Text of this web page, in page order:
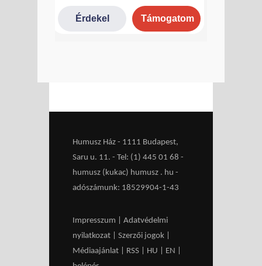
Humusz Ház - 1111 Budapest,
Saru u. 11. - Tel: (1) 445 01 68 -
humusz (kukac) humusz . hu -
adószámunk: 18529904-1-43
Impresszum
Adatvédelmi
nyilatkozat
Szerzői jogok
Médiaajánlat
RSS HU EN